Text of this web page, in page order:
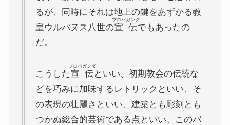
るが、同時にそれは地上の鍵をあずかる教
皇ウルバヌス八世の宣伝
プロパガンダ
でもあったの
だ。
こうした宣伝
プロパガンダ
といい、初期教会の伝統な
どを巧みに加味するレトリックといい、そ
の表現の壮麗さといい、建築とも彫刻とも
つかぬ総合的芸術である点といい、このバ